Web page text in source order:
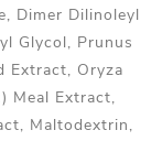
Dimer Dilinoleyl
Glycol, Prunus
Extract, Oryza
Meal Extract,
Maltodextrin,